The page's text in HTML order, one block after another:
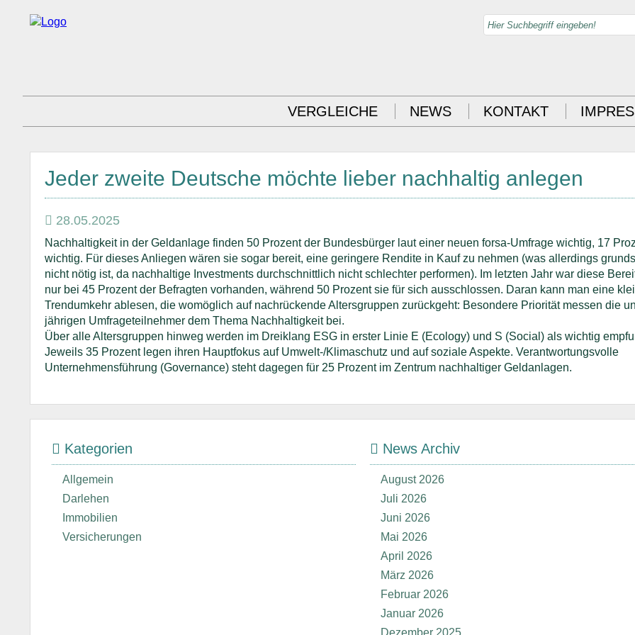
VERGLEICHE NEWS KONTAKT
Jeder zweite Deutsche möchte lieber nachhaltig anlegen
28.05.2025
Nachhaltigkeit in der Geldanlage finden 50 Prozent der Bundesbürger laut einer neuen forsa-Umfrage wichtig, 17
wichtig. Für dieses Anliegen wären sie sogar bereit, eine geringere Rendite in Kauf zu nehmen (was allerdings
nicht nötig ist, da nachhaltige Investments durchschnittlich nicht schlechter performen). Im letzten Jahr war diese
nur bei 45 Prozent der Befragten vorhanden, während 50 Prozent sie für sich ausschlossen. Daran kann man eine
Trendumkehr ablesen, die womöglich auf nachrückende Altersgruppen zurückgeht: Besondere Priorität messen die
jährigen Umfrageteilnehmer dem Thema Nachhaltigkeit bei.
Über alle Altersgruppen hinweg werden im Dreiklang ESG in erster Linie E (Ecology) und S (Social) als wichtig
Jeweils 35 Prozent legen ihren Hauptfokus auf Umwelt-/Klimaschutz und auf soziale Aspekte. Verantwortungsvolle
Unternehmensführung (Governance) steht dagegen für 25 Prozent im Zentrum nachhaltiger Geldanlagen.
Kategorien
Allgemein
Darlehen
Immobilien
Versicherungen
News Archiv
August 2026
Juli 2026
Juni 2026
Mai 2026
April 2026
März 2026
Februar 2026
Januar 2026
Dezember 2025